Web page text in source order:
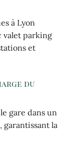
à Lyon
valet parking
et
du
gare dans un
garantissant la